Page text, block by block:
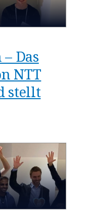
Das
NTT
stellt